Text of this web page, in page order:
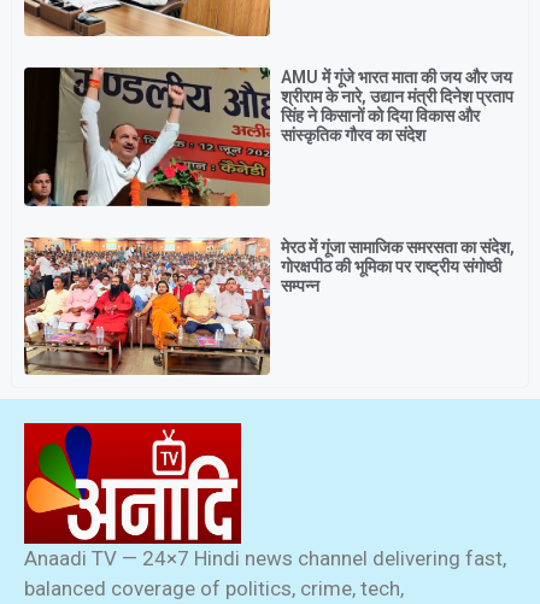
AMU में गूंजे भारत माता की जय और जय
श्रीराम के नारे, उद्यान मंत्री दिनेश प्रताप
सिंह ने किसानों को दिया विकास और
सांस्कृतिक गौरव का संदेश
मेरठ में गूंजा सामाजिक समरसता का संदेश,
गोरक्षपीठ की भूमिका पर राष्ट्रीय संगोष्ठी
सम्पन्न
Anaadi TV — 24×7 Hindi news channel delivering fast,
balanced coverage of politics, crime, tech,